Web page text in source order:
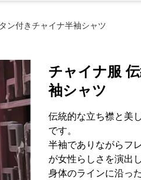
ン付きチャイナ半袖シャツ
チャイナ服
袖シャツ
伝統的な立ち襟と美
です。
半袖でありながらフ
が女性らしさを演出
身体のラインに沿っ